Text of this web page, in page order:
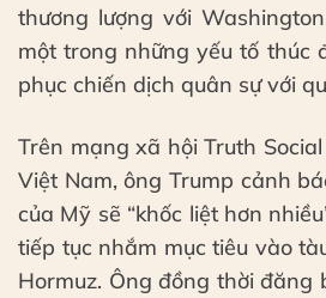
thương lượng với
một trong những yếu tố thúc
phục chiến dịch quân sự với
Trên mạng xã hội Truth
Việt Nam, ông Trump cảnh
của Mỹ sẽ “khốc liệt hơn
tiếp tục nhắm mục tiêu vào
Hormuz. Ông đồng thời đăng